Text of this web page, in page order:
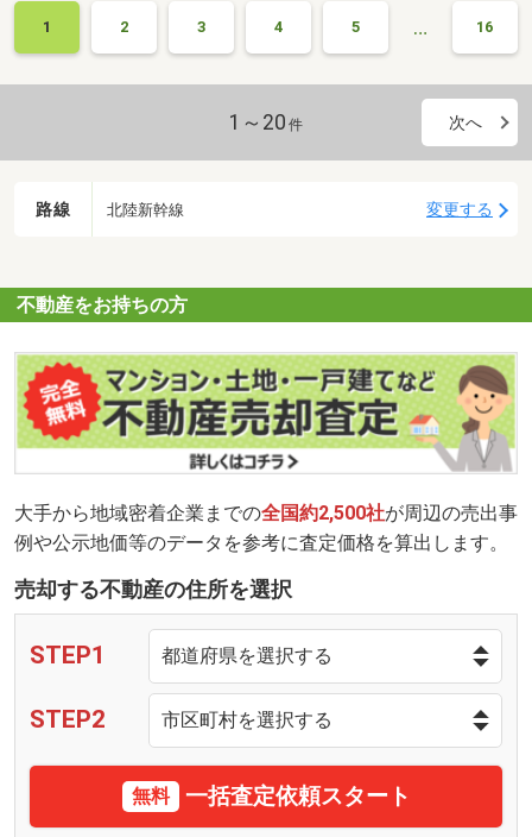
1 2 3 4 5 … 16
1～20 件 次へ
路線 北陸新幹線 変更する
不動産をお持ちの方
大手から地域密着企業までの全国約2,500社が周辺の売出事
例や公示地価等のデータを参考に査定価格を算出します。
売却する不動産の住所を選択
STEP1
STEP2
無料 一括査定依頼スタート